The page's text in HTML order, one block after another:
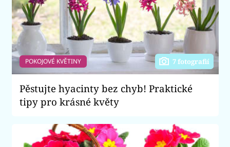
POKOJOVÉ KVĚTINY 7 fotografií
Pěstujte hyacinty bez chyb! Praktické
tipy pro krásné květy